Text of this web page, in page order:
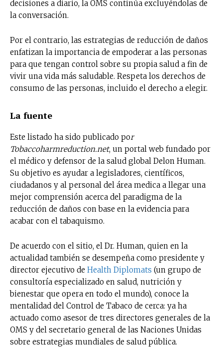
decisiones a diario, la OMS continúa excluyéndolas de
la conversación.
Por el contrario, las estrategias de reducción de daños
enfatizan la importancia de empoderar a las personas
para que tengan control sobre su propia salud a fin de
vivir una vida más saludable. Respeta los derechos de
consumo de las personas, incluido el derecho a elegir.
La fuente
Este listado ha sido publicado por
Tobaccoharmreduction.net, un portal web fundado por
el médico y defensor de la salud global Delon Human.
Su objetivo es ayudar a legisladores, científicos,
ciudadanos y al personal del área medica a llegar una
mejor comprensión acerca del paradigma de la
reducción de daños con base en la evidencia para
acabar con el tabaquismo.
De acuerdo con el sitio, el Dr. Human, quien en la
actualidad también se desempeña como presidente y
director ejecutivo de Health Diplomats (un grupo de
consultoría especializado en salud, nutrición y
bienestar que opera en todo el mundo), conoce la
mentalidad del Control de Tabaco de cerca: ya ha
actuado como asesor de tres directores generales de la
OMS y del secretario general de las Naciones Unidas
sobre estrategias mundiales de salud pública.